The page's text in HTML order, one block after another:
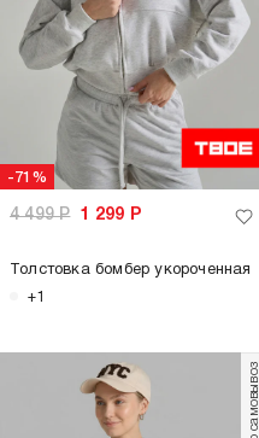
-71%
4 499Р 1 299 Р
Толстовка бомбер укороченная
+1